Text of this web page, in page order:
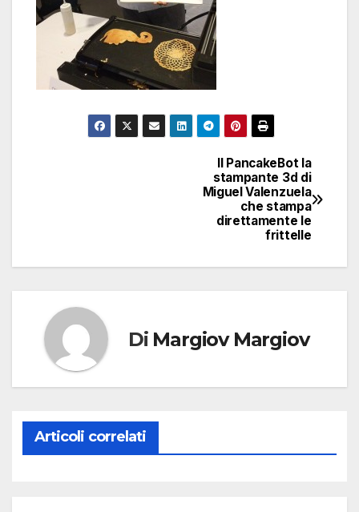
Il PancakeBot la
stampante 3d di
Miguel Valenzuela
che stampa
direttamente le
frittelle
Di Margiov Margiov
Articoli correlati